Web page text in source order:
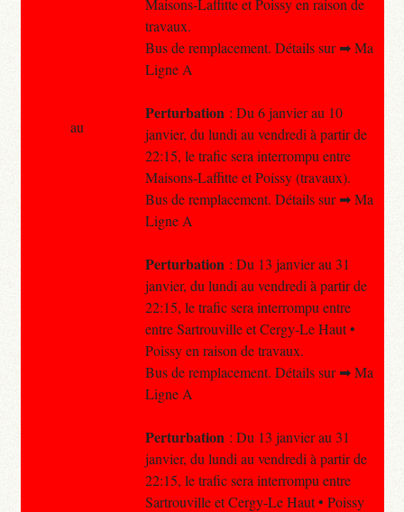
Maisons-Laffitte et Poissy en raison de
travaux.
Bus de remplacement. Détails sur ➡ Ma
Ligne A
Perturbation : Du 6 janvier au 10
janvier, du lundi au vendredi à partir de
22:15, le trafic sera interrompu entre
Maisons-Laffitte et Poissy (travaux).
Bus de remplacement. Détails sur ➡ Ma
Ligne A
Perturbation : Du 13 janvier au 31
janvier, du lundi au vendredi à partir de
22:15, le trafic sera interrompu entre
entre Sartrouville et Cergy-Le Haut •
Poissy en raison de travaux.
Bus de remplacement. Détails sur ➡ Ma
Ligne A
Perturbation : Du 13 janvier au 31
janvier, du lundi au vendredi à partir de
22:15, le trafic sera interrompu entre
Sartrouville et Cergy-Le Haut • Poissy
au